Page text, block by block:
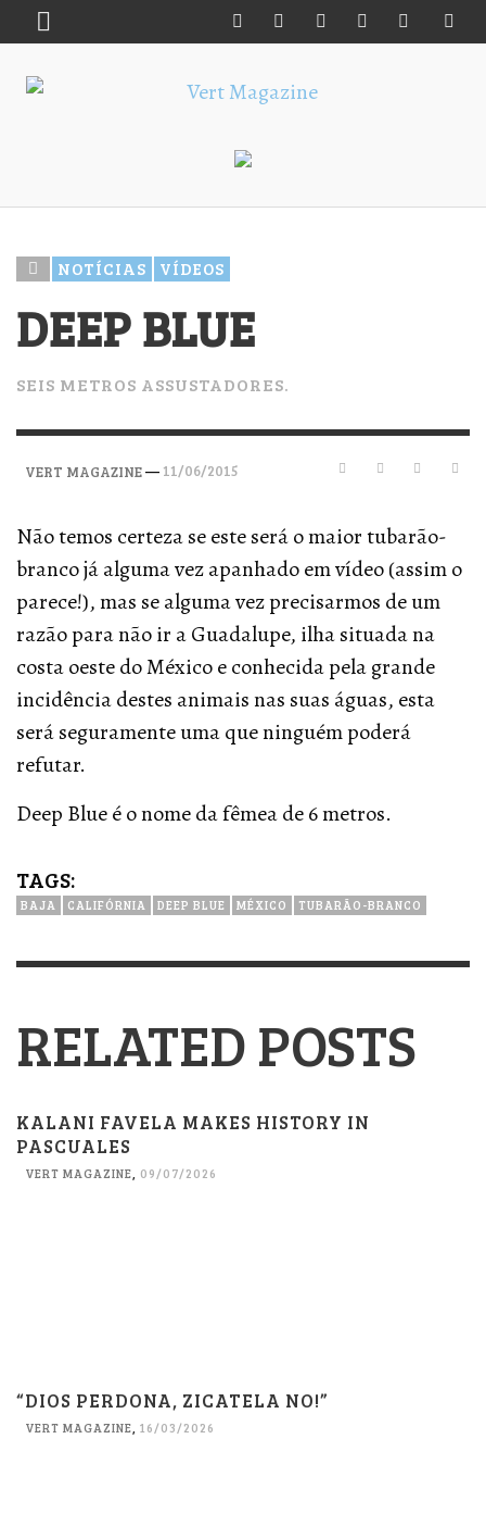
NOTÍCIAS VÍDEOS
DEEP BLUE
SEIS METROS ASSUSTADORES.
VERT MAGAZINE— 11/06/2015
Não temos certeza se este será o maior tubarão-
branco já alguma vez apanhado em vídeo (assim o
parece!), mas se alguma vez precisarmos de um
razão para não ir a Guadalupe, ilha situada na
costa oeste do México e conhecida pela grande
incidência destes animais nas suas águas, esta
será seguramente uma que ninguém poderá
refutar.
Deep Blue é o nome da fêmea de 6 metros.
TAGS:
BAJA CALIFÓRNIA DEEP BLUE MÉXICO TUBARÃO-BRANCO
RELATED POSTS
KALANI FAVELA MAKES HISTORY IN
PASCUALES
VERT MAGAZINE 09/07/2026
“DIOS PERDONA, ZICATELA NO!”
VERT MAGAZINE, 16/03/2026